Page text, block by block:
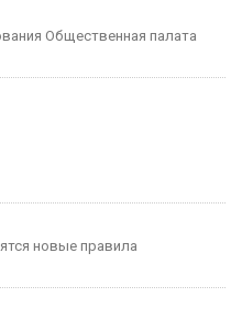
Общественная палата
новые правила